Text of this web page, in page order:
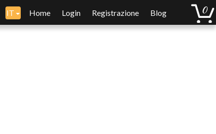
IT Home Login Registrazione Blog